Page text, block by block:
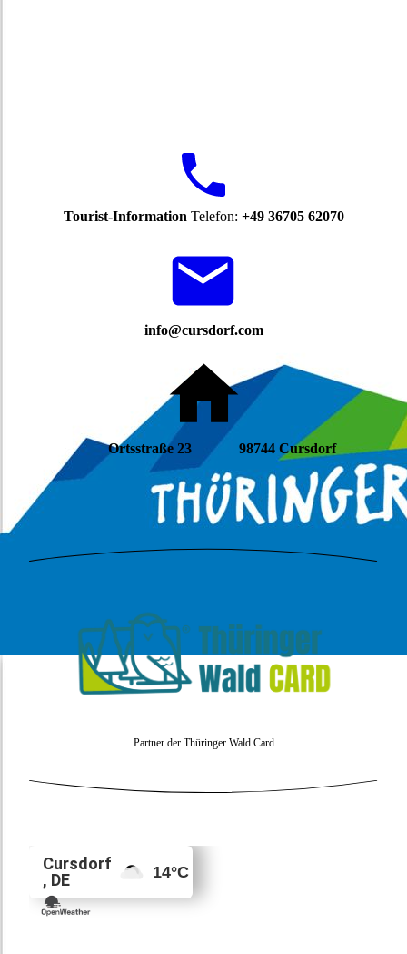
Tourist-Information Telefon: +49 36705 62070
info@cursdorf.com
Ortsstraße 23 98744 Cursdorf
Partner der Thüringer Wald Card